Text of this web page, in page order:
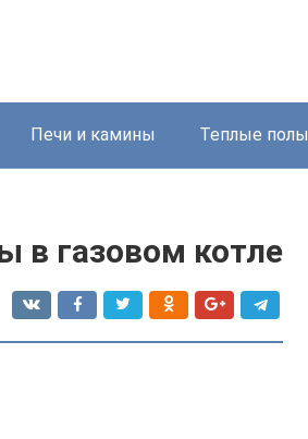
Печи и камины Теплые полы
в газовом котле